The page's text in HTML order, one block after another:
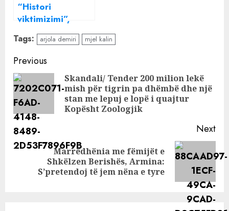
“Histori
viktimizimi”,
Arjola Demiri nuk
heq dorë nga
ironitë, me kë e
ka këtë herë?
Tags: arjola demiri mjel kalin
Continue
Reading
Previous
Skandali/ Tender 200 milion lekë
mish për tigrin pa dhëmbë dhe një
stan me lepuj e lopë i quajtur
Kopësht Zoologjik
Next
Marrëdhënia me fëmijët e
Shkëlzen Berishës, Armina:
S’pretendoj të jem nëna e tyre